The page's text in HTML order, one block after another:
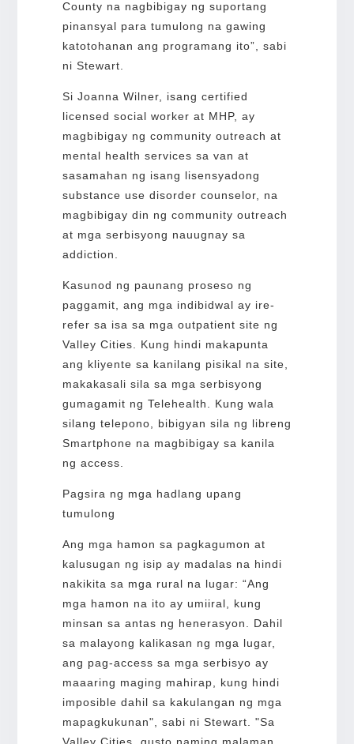
County na nagbibigay ng suportang
pinansyal para tumulong na gawing
katotohanan ang programang ito”, sabi
ni Stewart.
Si Joanna Wilner, isang certified
licensed social worker at MHP, ay
magbibigay ng community outreach at
mental health services sa van at
sasamahan ng isang lisensyadong
substance use disorder counselor, na
magbibigay din ng community outreach
at mga serbisyong nauugnay sa
addiction.
Kasunod ng paunang proseso ng
paggamit, ang mga indibidwal ay ire-
refer sa isa sa mga outpatient site ng
Valley Cities. Kung hindi makapunta
ang kliyente sa kanilang pisikal na site,
makakasali sila sa mga serbisyong
gumagamit ng Telehealth. Kung wala
silang telepono, bibigyan sila ng libreng
Smartphone na magbibigay sa kanila
ng access.
Pagsira ng mga hadlang upang
tumulong
Ang mga hamon sa pagkagumon at
kalusugan ng isip ay madalas na hindi
nakikita sa mga rural na lugar: “Ang
mga hamon na ito ay umiiral, kung
minsan sa antas ng henerasyon. Dahil
sa malayong kalikasan ng mga lugar,
ang pag-access sa mga serbisyo ay
maaaring maging mahirap, kung hindi
imposible dahil sa kakulangan ng mga
mapagkukunan", sabi ni Stewart. "Sa
Valley Cities, gusto naming malaman